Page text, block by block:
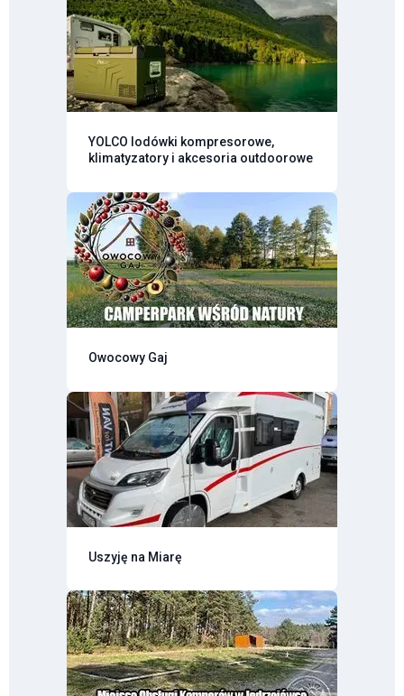
YOLCO lodówki kompresorowe,
klimatyzatory i akcesoria outdoorowe
Owocowy Gaj
Uszyję na Miarę